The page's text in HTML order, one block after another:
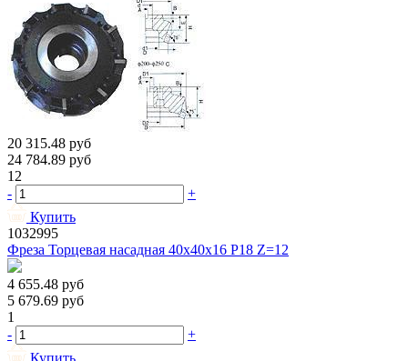
20 315.48 руб
24 784.89 руб
12
-
+
Купить
1032995
Фреза Торцевая насадная 40х40х16 Р18 Z=12
4 655.48 руб
5 679.69 руб
1
-
+
Купить